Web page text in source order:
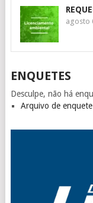
agosto
ENQUETES
Desculpe, não há
Arquivo de enquete